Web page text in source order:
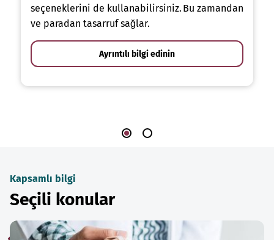
seçeneklerini de kullanabilirsiniz. Bu zamandan
ve paradan tasarruf sağlar.
Ayrıntılı bilgi edinin
Kapsamlı bilgi
Seçili konular